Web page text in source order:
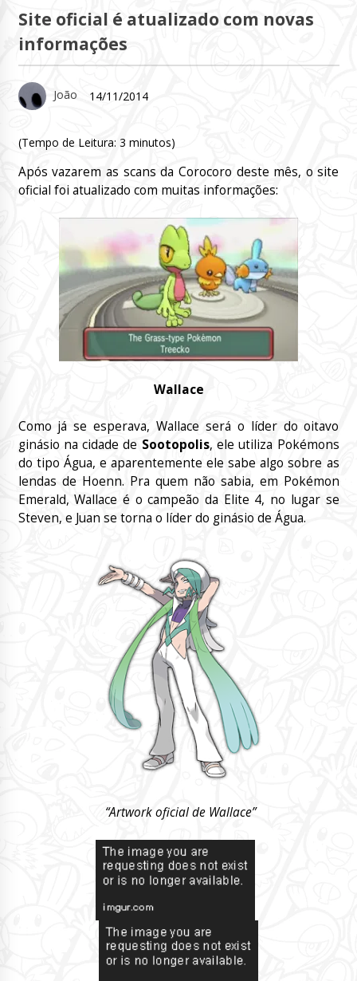
Site oficial é atualizado com novas
informações
João 14/11/2014
(Tempo de Leitura: 3 minutos)
Após vazarem as scans da Corocoro deste mês, o site
oficial foi atualizado com muitas informações:
Wallace
Como já se esperava, Wallace será o líder do oitavo
ginásio na cidade de Sootopolis, ele utiliza Pokémons
do tipo Água, e aparentemente ele sabe algo sobre as
lendas de Hoenn. Pra quem não sabia, em Pokémon
Emerald, Wallace é o campeão da Elite 4, no lugar se
Steven, e Juan se torna o líder do ginásio de Água.
“Artwork oficial de Wallace”